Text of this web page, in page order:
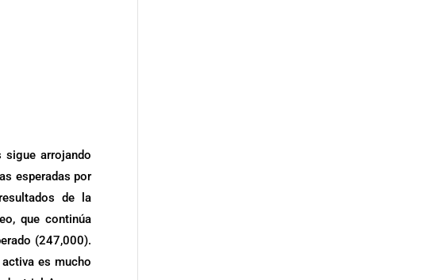
sigue arrojando
esperadas por
de la
que continúa
(247,000).
es mucho